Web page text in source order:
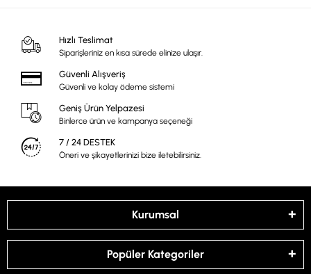
Hızlı Teslimat
Siparişleriniz en kısa sürede elinize ulaşır.
Güvenli Alışveriş
Güvenli ve kolay ödeme sistemi
Geniş Ürün Yelpazesi
Binlerce ürün ve kampanya seçeneği
7 / 24 DESTEK
Öneri ve şikayetlerinizi bize iletebilirsiniz.
Kurumsal
Popüler Kategoriler